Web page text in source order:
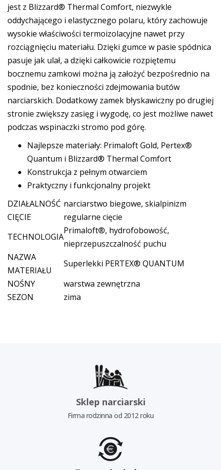
jest z Blizzard® Thermal Comfort, niezwykle
oddychającego i elastycznego polaru, który zachowuje
wysokie właściwości termoizolacyjne nawet przy
rozciągnięciu materiału. Dzięki gumce w pasie spódnica
pasuje jak ulał, a dzięki całkowicie rozpiętemu
bocznemu zamkowi można ją założyć bezpośrednio na
spodnie, bez konieczności zdejmowania butów
narciarskich. Dodatkowy zamek błyskawiczny po drugiej
stronie zwiększy zasięg i wygodę, co jest możliwe nawet
podczas wspinaczki stromo pod górę.
Najlepsze materiały: Primaloft Gold, Pertex®
Quantum i Blizzard® Thermal Comfort
Konstrukcja z pełnym otwarciem
Praktyczny i funkcjonalny projekt
DZIAŁALNOŚĆ narciarstwo biegowe, skialpinizm
CIĘCIE
regularne cięcie
TECHNOLOGIA
Primaloft®, hydrofobowość,
nieprzepuszczalność puchu
NAZWA
MATERIAŁU
Superlekki PERTEX® QUANTUM
NOŚNY
warstwa zewnętrzna
SEZON
zima
Sklep narciarski
Firma rodzinna od 2012 roku